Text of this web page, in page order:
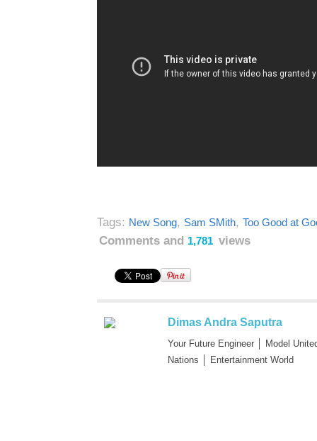
Tags: New Song, Sam SMith, Too Good at
Comments and 1,781 views
Dimas Andra Saputra
Your Future Engineer │ Model
Nations │ Entertainment World